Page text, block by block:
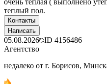
очень теплая ( выполнено
теплый пол.
Контакты
Написать
05.08.2026 ID 4156486
Агентство
недалеко от г. Борисов,